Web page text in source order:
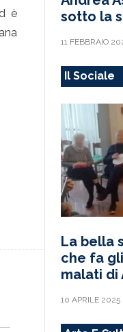
è
sotto la
11 FEBBRAIO
Il Sociale
La bella
che fa
malati di
10 APRILE 2025